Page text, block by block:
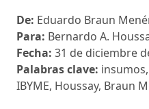
De: Eduardo Braun
Para: Bernardo A.
Fecha: 31 de diciembre
Palabras clave:
IBYME, Houssay, Braun